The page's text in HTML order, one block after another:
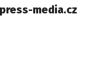
media.cz